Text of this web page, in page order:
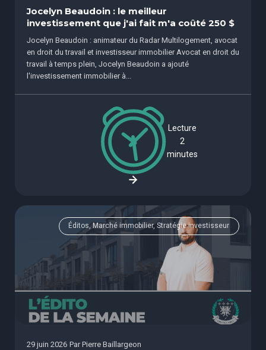
Jocelyn Beaudoin : le meilleur
investissement que j'ai fait m'a coûté 250 $
Jocelyn Beaudoin : animateur du Radar Multilogement, avocat
en droit du travail et investisseur immobilier Avocat en droit du
travail à temps plein, Jocelyn Beaudoin a ajouté
l'investissement immobilier à...
Lecture
2
minutes
Éditos, Marché immobilier, Stratégie investisseur
29 juin 2026 Par Pierre Baillargeon